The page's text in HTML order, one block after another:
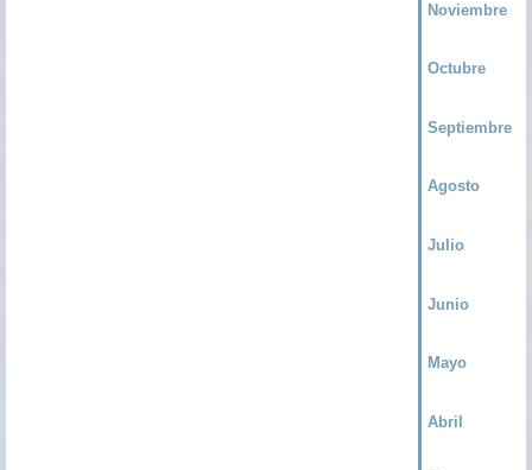
Noviembre
Octubre
Septiembre
Agosto
Julio
Junio
Mayo
Abril